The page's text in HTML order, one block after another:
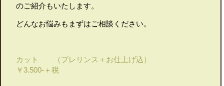
のご紹介もいたします。
どんなお悩みもまずはご相談ください。
カット （プレリンス＋お仕上げ込）
￥3.500-＋税